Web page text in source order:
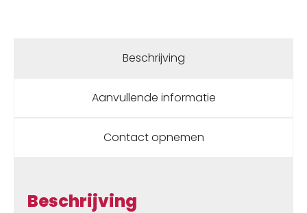
Beschrijving
Aanvullende informatie
Contact opnemen
Beschrijving